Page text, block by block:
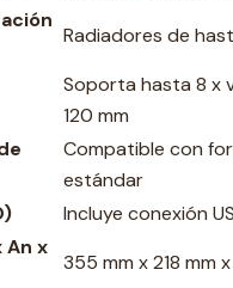
Radiadores de
Soporta hasta 8 x
120 mm
Compatible con
estándar
Incluye conexión
An x
355 mm x 218 mm